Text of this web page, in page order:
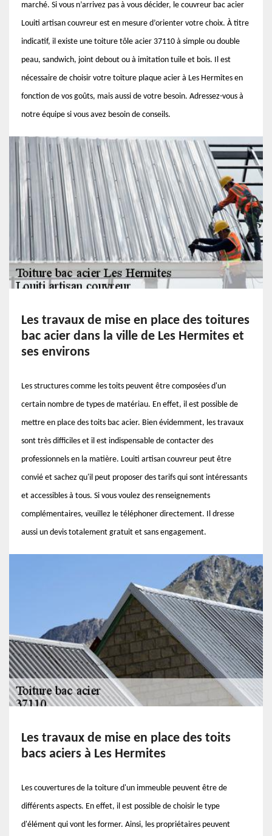
marché. Si vous n’arrivez pas à vous décider, le couvreur bac acier
Louiti artisan couvreur est en mesure d’orienter votre choix. À titre
indicatif, il existe une toiture tôle acier 37110 à simple ou double
peau, sandwich, joint debout ou à imitation tuile et bois. Il est
nécessaire de choisir votre toiture plaque acier à Les Hermites en
fonction de vos goûts, mais aussi de votre besoin. Adressez-vous à
notre équipe si vous avez besoin de conseils.
Les travaux de mise en place des toitures
bac acier dans la ville de Les Hermites et
ses environs
Les structures comme les toits peuvent être composées d'un
certain nombre de types de matériau. En effet, il est possible de
mettre en place des toits bac acier. Bien évidemment, les travaux
sont très difficiles et il est indispensable de contacter des
professionnels en la matière. Louiti artisan couvreur peut être
convié et sachez qu'il peut proposer des tarifs qui sont intéressants
et accessibles à tous. Si vous voulez des renseignements
complémentaires, veuillez le téléphoner directement. Il dresse
aussi un devis totalement gratuit et sans engagement.
Les travaux de mise en place des toits
bacs aciers à Les Hermites
Les couvertures de la toiture d'un immeuble peuvent être de
différents aspects. En effet, il est possible de choisir le type
d'élément qui vont les former. Ainsi, les propriétaires peuvent